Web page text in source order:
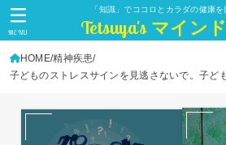
「知識」でココロとカラダの健康
Tetsuya's マイン
MENU
HOME 精神疾患
子どものストレスサインを見逃さないで。子ど